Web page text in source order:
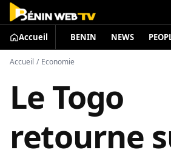
Accueil BENIN NEWS
Accueil / Economie
Le Togo
retourne